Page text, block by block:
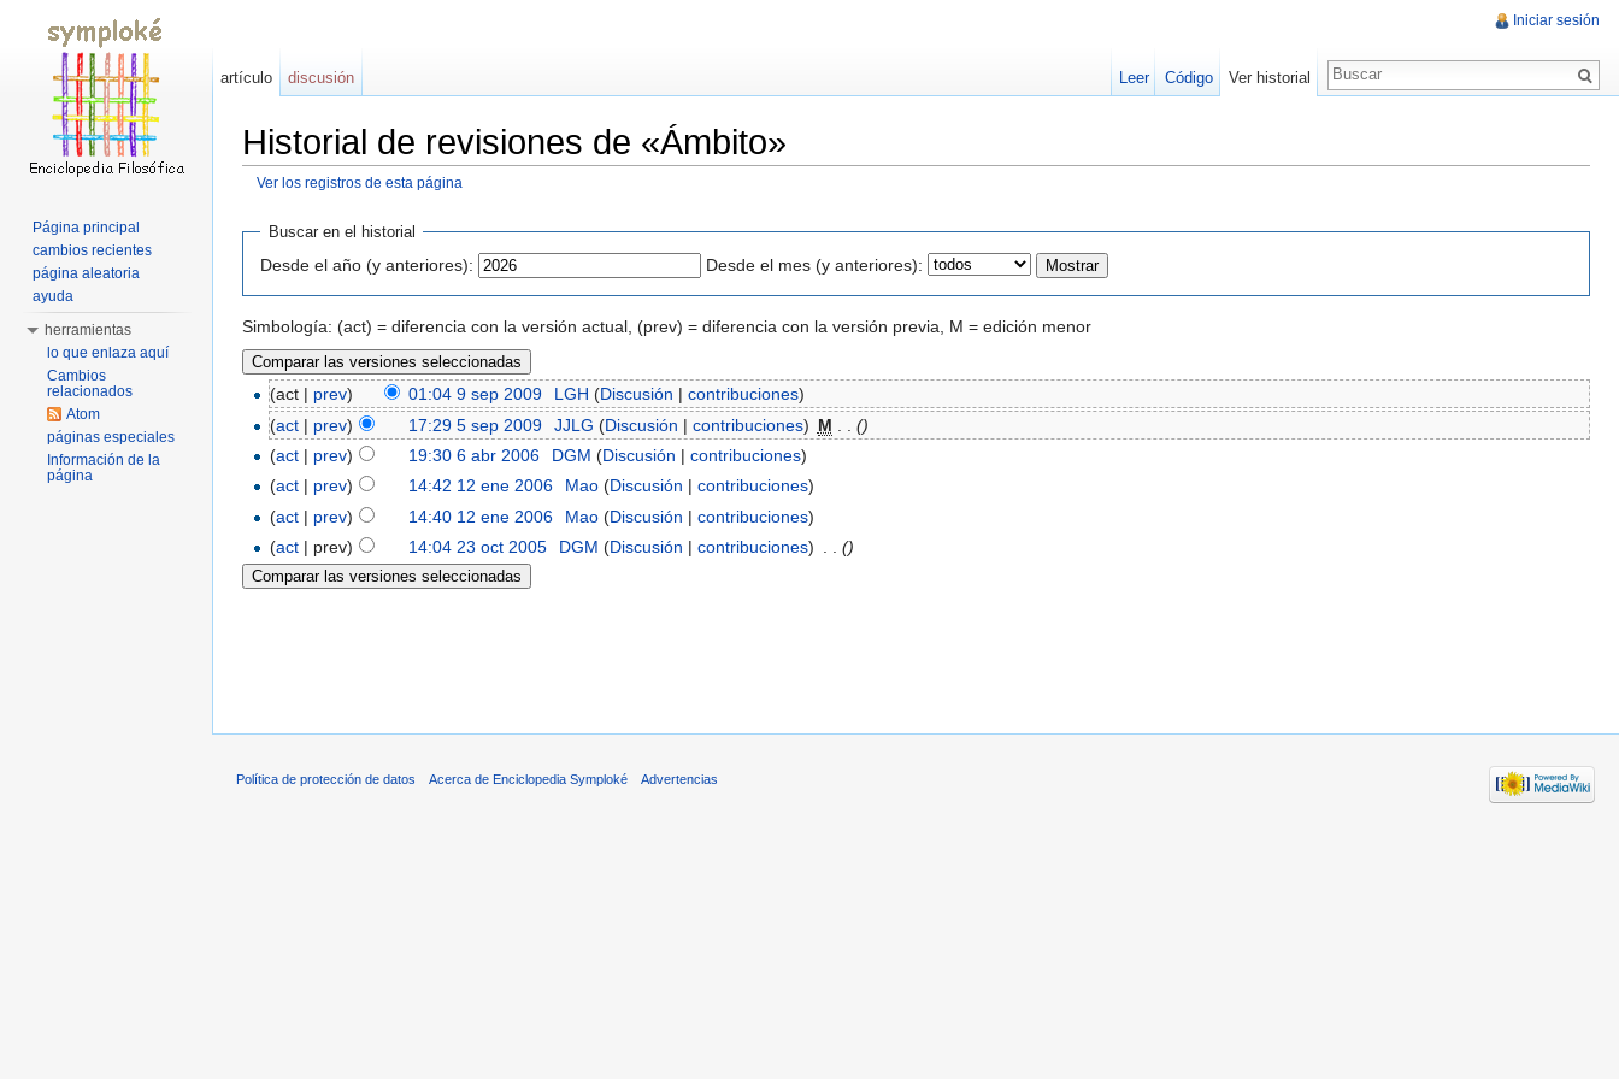
Historial de revisiones de «Ámbito»
Ver los registros de esta página
Buscar en el historial
Desde el año (y anteriores): Desde el mes (y anteriores):
Simbología: (act) = diferencia con la versión actual, (prev) = diferencia con la versión previa, M = edición menor
(act | prev) 01:04 9 sep 2009 LGH (Discusión | contribuciones)
(act | prev) 17:29 5 sep 2009 JJLG (Discusión | contribuciones) M
()
(act | prev) 19:30 6 abr 2006 DGM (Discusión | contribuciones)
(act | prev) 14:42 12 ene 2006 Mao (Discusión | contribuciones)
(act | prev) 14:40 12 ene 2006 Mao (Discusión | contribuciones)
(act | prev) 14:04 23 oct 2005 DGM (Discusión | contribuciones) ()
Iniciar sesión
artículo discusión Leer Código Ver historial
Página principal
cambios recientes
página aleatoria
ayuda
herramientas
lo que enlaza aquí
Cambios
relacionados
Atom
páginas especiales
Información de la
página
Política de protección de datos Acerca de Enciclopedia Symploké Advertencias